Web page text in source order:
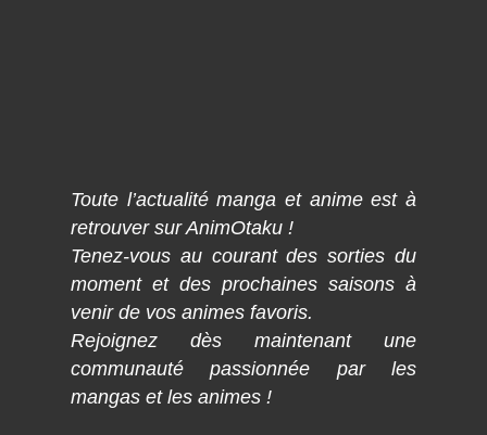
Toute l’actualité manga et anime est à
retrouver sur AnimOtaku !
Tenez-vous au courant des sorties du
moment et des prochaines saisons à
venir de vos animes favoris.
Rejoignez dès maintenant une
communauté passionnée par les
mangas et les animes !